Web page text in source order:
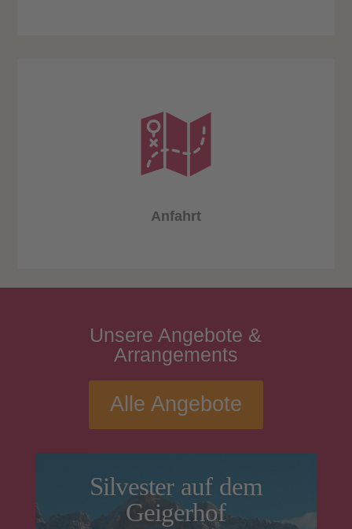
Anfahrt
UnsereAngebote &
Arrangements
Alle Angebote
Silvester auf dem
Geigerhof